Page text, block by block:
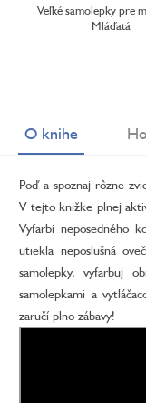
Veľké samolepky pre
Mláďatá
O knihe
Poď a spoznaj rôzne
V tejto knižke plnej
Vyfarbi neposedného
utiekla neposlušná
samolepky, vyfarbuj
samolepkami a
zaručí plno zábavy!